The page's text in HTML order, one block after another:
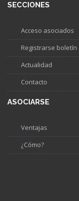
SECCIONES
Acceso asociados
Registrarse boletín
Actualidad
Contacto
ASOCIARSE
Ventajas
¿Cómo?